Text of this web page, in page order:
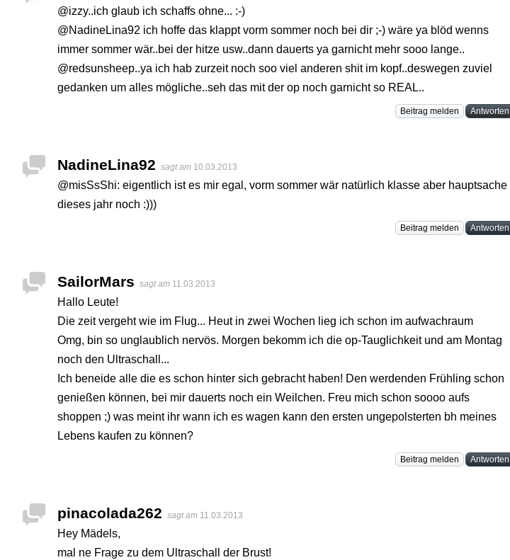
@izzy..ich glaub ich schaffs ohne... :-)
@NadineLina92 ich hoffe das klappt vorm sommer noch bei dir ;-) wäre ya blöd wenns
immer sommer wär..bei der hitze usw..dann dauerts ya garnicht mehr sooo lange..
@redsunsheep..ya ich hab zurzeit noch soo viel anderen shit im kopf..deswegen zuviel
gedanken um alles mögliche..seh das mit der op noch garnicht so REAL..
Beitrag melden Antworten
NadineLina92 sagt am 10.03.2013
@misSsShi: eigentlich ist es mir egal, vorm sommer wär natürlich klasse aber hauptsache
dieses jahr noch :)))
Beitrag melden Antworten
SailorMars sagt am 11.03.2013
Hallo Leute!
Die zeit vergeht wie im Flug... Heut in zwei Wochen lieg ich schon im aufwachraum
Omg, bin so unglaublich nervös. Morgen bekomm ich die op-Tauglichkeit und am Montag
noch den Ultraschall...
Ich beneide alle die es schon hinter sich gebracht haben! Den werdenden Frühling schon
genießen können, bei mir dauerts noch ein Weilchen. Freu mich schon soooo aufs
shoppen ;) was meint ihr wann ich es wagen kann den ersten ungepolsterten bh meines
Lebens kaufen zu können?
Beitrag melden Antworten
pinacolada262 sagt am 11.03.2013
Hey Mädels,
mal ne Frage zu dem Ultraschall der Brust!